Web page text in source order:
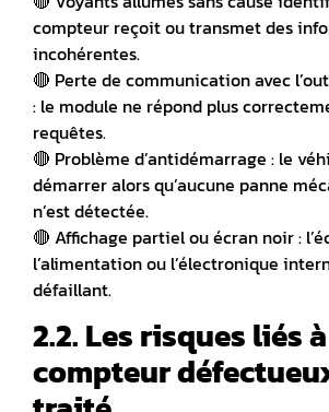
compteur reçoit ou transmet des
incohérentes.
🔴 Perte de communication avec
: le module ne répond plus
requêtes.
🔴 Problème d’antidémarrage : le
démarrer alors qu’aucune panne
n’est détectée.
🔴 Affichage partiel ou écran noir:
l’alimentation ou l’électronique
défaillant.
2.2. Les risques liés
compteur